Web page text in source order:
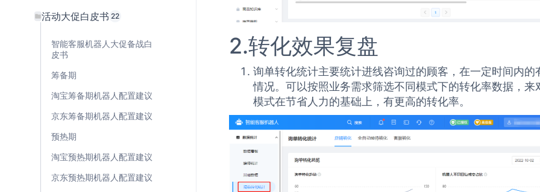
活动大促白皮书 22
智能客服机器人大促备战白
皮书
筹备期
淘宝筹备期机器人配置建议
京东筹备期机器人配置建议
预热期
淘宝预热期机器人配置建议
京东预热期机器人配置建议
2.转化效果复盘
询单转化统计主要统计进线咨询过的顾客，在一定时间内的
情况。可以按照业务需求筛选不同模式下的转化率数据，来
模式在节省人力的基础上，有更高的转化率。